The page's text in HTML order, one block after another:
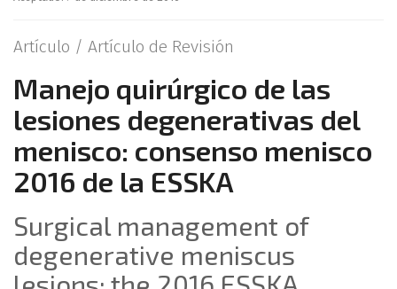
Artículo / Artículo de Revisión
Manejo quirúrgico de las
lesiones degenerativas del
menisco: consenso menisco
2016 de la ESSKA
Surgical management of
degenerative meniscus